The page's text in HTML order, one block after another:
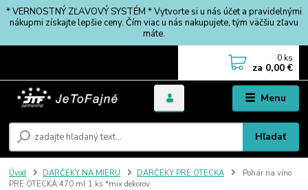
* VERNOSTNÝ ZĽAVOVÝ SYSTÉM * Vytvorte si u nás účet a pravidelnými
nákupmi získajte lepšie ceny. Čím viac u nás nakupujete, tým väčšiu zľavu
máte.
Menu
Hľadať
0 ks
za 0,00 €
Úvod DARČEKY NA MIERU DARČEKY PRE OTECKA
Pohár na víno
PRE OTECKA 470 ml 1 ks *mix dekorov